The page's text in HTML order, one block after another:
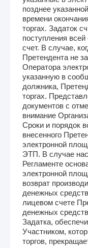
позднее
времени
торгах. Задаток
поступления
счет. В случае,
Претендента не
Оператора
указанную в
должника,
торгах.
документов с
внимание
Сроки и порядок
внесенного
электронной
ЭТП. В случае
Регламенте
электронной
возврат
денежных
лицевом счете
денежных
Задатка,
Участником,
торгов,